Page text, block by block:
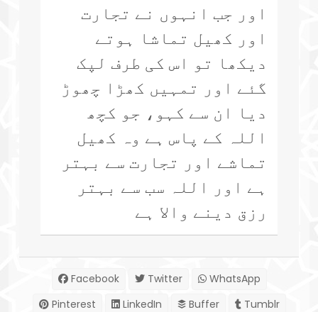
اور جب انہوں نے تجارت
اور کھیل تماشا ہوتے
دیکھا تو اس کی طرف لپک
گئے اور تمہیں کھڑا چھوڑ
دیا ان سے کہو، جو کچھ
اللہ کے پاس ہے وہ کھیل
تماشے اور تجارت سے بہتر
ہے اور اللہ سب سے بہتر
رزق دینے والا ہے
Facebook Twitter
WhatsApp
Pinterest
LinkedIn Buffer
Tumblr